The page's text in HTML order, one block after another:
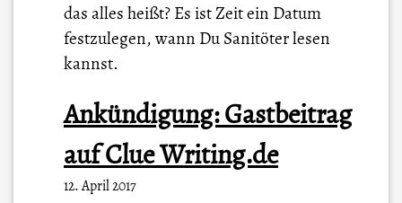
das alles heißt? Es ist Zeit ein Datum
festzulegen, wann Du Sanitöter lesen
kannst.
Ankündigung: Gastbeitrag
auf Clue Writing.de
12. April 2017